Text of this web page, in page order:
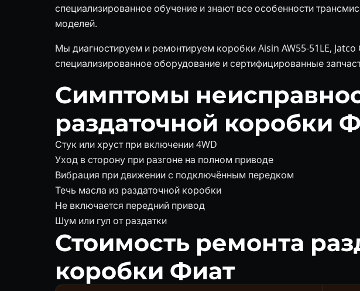
специализированное обучение и знают все особенности
моделей.
Мы диагностируем и ремонтируем коробки Aisin AW55-51LE,
специализированное оборудование и сертифицированные
Симптомы
раздаточной коробки
Стук или хруст при включении 4WD
Уход в сторону при разгоне на полном приводе
Вибрация при движении с подключённым передком
Течь масла из раздаточной коробки
Не включается передний привод
Шум или гул от раздатки
Стоимость ремонта
коробки Фиат